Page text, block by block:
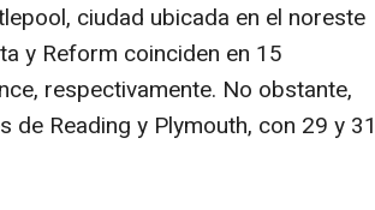
ciudad ubicada en el noreste
y Reform coinciden en 15
respectivamente. No obstante,
Reading y Plymouth, con 29 y 31